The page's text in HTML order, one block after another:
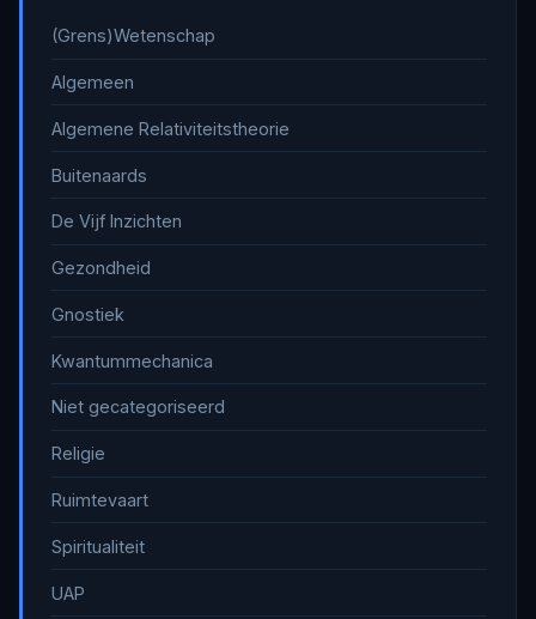
(Grens)Wetenschap
Algemeen
Algemene Relativiteitstheorie
Buitenaards
De Vijf Inzichten
Gezondheid
Gnostiek
Kwantummechanica
Niet gecategoriseerd
Religie
Ruimtevaart
Spiritualiteit
UAP